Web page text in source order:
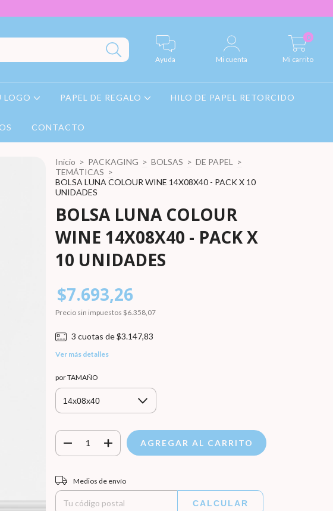
Ayuda Mi cuenta Mi carrito
0
LOGO PAPEL DE REGALO HILO DE PAPEL RETORCIDO
CONTACTO
Inicio > PACKAGING > BOLSAS > DE PAPEL
>
TEMÁTICAS >
BOLSA LUNA COLOUR WINE 14X08X40 - PACK X 10
UNIDADES
BOLSA LUNA COLOUR
WINE 14X08X40 - PACK X
10 UNIDADES
$7.693,26
Precio sin impuestos $6.358,07
3 cuotas de$3.147,83
Ver más detalles
por TAMAÑO
Entregas para el CP:
Medios de envío
CALCULAR